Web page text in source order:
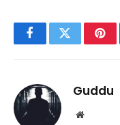
FacebookTwitter
Guddu
Website